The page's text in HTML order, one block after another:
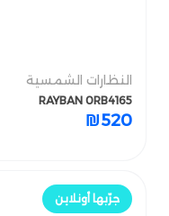
النظارات الشمسية
RAYBAN 0RB4165
₪520
جرّبها أونلاين
النظارات الشمسية
RAYBAN 0RB4165
₪520
جرّب أونلاين